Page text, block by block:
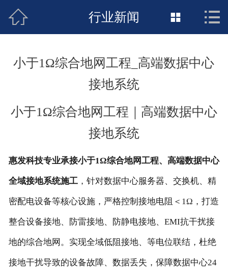
接地工程首页
新闻动态
联络惠发
 行业新闻  
小于1Ω综合地网工程_高端数据中心
接地系统
小于1Ω综合地网工程｜高端数据中心
接地系统
惠发科技专业承接小于1Ω综合地网工程、高端数据中心
全域接地系统施工，针对数据中心服务器、交换机、精
密配电设备等核心设施，严格控制接地电阻＜1Ω，打造
整合设备接地、防雷接地、防静电接地、EMI抗干扰接
地的综合地网。实现全域低阻接地、等电位联结，杜绝
接地干扰导致的设备故障、数据丢失，保障数据中心24